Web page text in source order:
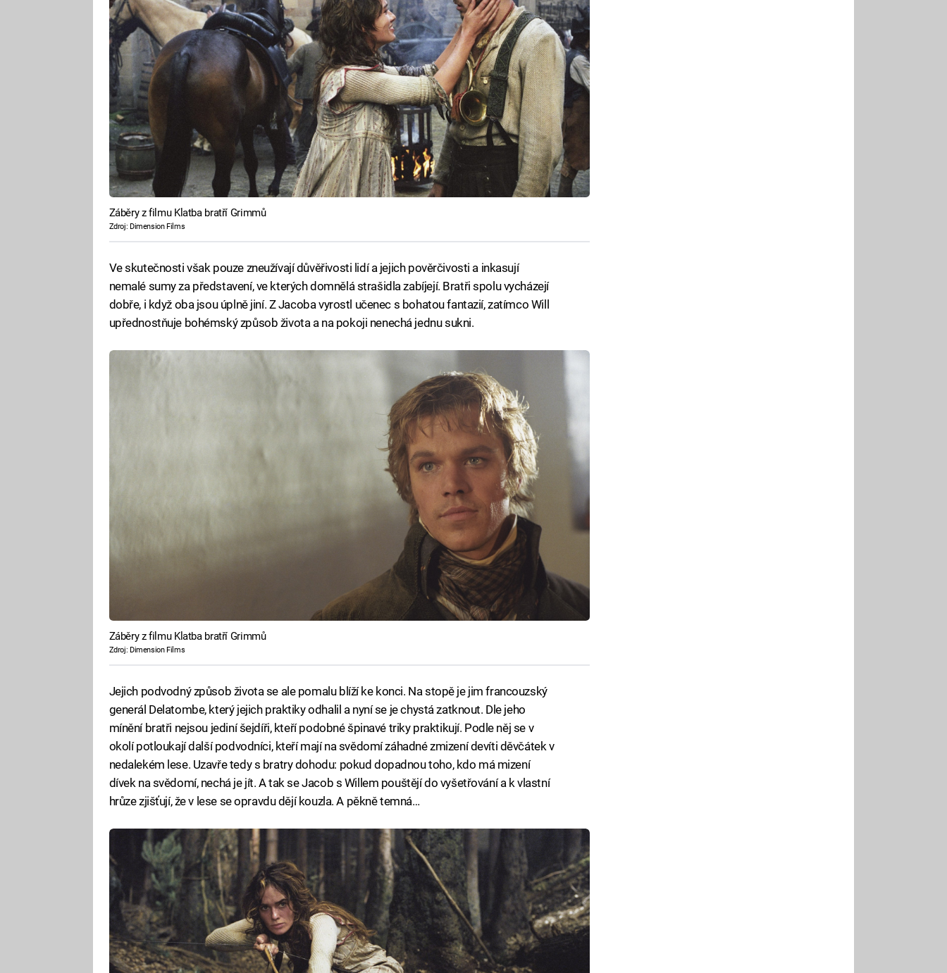
Záběry z filmu Klatba bratří Grimmů
Zdroj: Dimension Films
Ve skutečnosti však pouze zneužívají důvěřivosti lidí a jejich pověrčivosti a inkasují
nemalé sumy za představení, ve kterých domnělá strašidla zabíjejí. Bratři spolu vycházejí
dobře, i když oba jsou úplně jiní. Z Jacoba vyrostl učenec s bohatou fantazií, zatímco Will
upřednostňuje bohémský způsob života a na pokoji nenechá jednu sukni.
Záběry z filmu Klatba bratří Grimmů
Zdroj: Dimension Films
Jejich podvodný způsob života se ale pomalu blíží ke konci. Na stopě je jim francouzský
generál Delatombe, který jejich praktiky odhalil a nyní se je chystá zatknout. Dle jeho
mínění bratři nejsou jediní šejdíři, kteří podobné špinavé triky praktikují. Podle něj se v
okolí potloukají další podvodníci, kteří mají na svědomí záhadné zmizení devíti děvčátek v
nedalekém lese. Uzavře tedy s bratry dohodu: pokud dopadnou toho, kdo má mizení
dívek na svědomí, nechá je jít. A tak se Jacob s Willem pouštějí do vyšetřování a k vlastní
hrůze zjišťují, že v lese se opravdu dějí kouzla. A pěkně temná…